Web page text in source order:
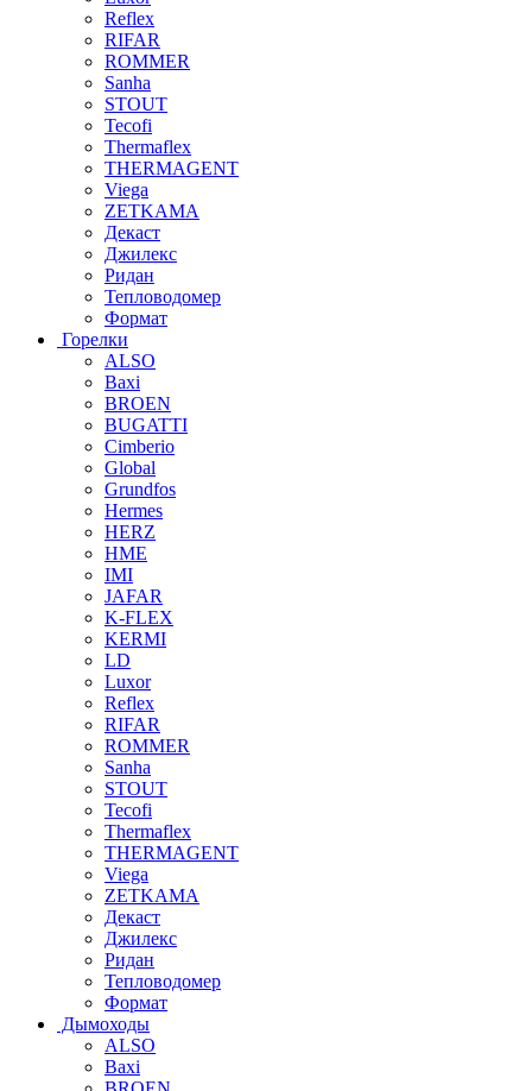
Reflex
RIFAR
ROMMER
Sanha
STOUT
Tecofi
Thermaflex
THERMAGENT
Viega
ZETKAMA
Декаст
Джилекс
Ридан
Тепловодомер
Формат
Горелки
ALSO
Baxi
BROEN
BUGATTI
Cimberio
Global
Grundfos
Hermes
HERZ
HME
IMI
JAFAR
K-FLEX
KERMI
LD
Luxor
Reflex
RIFAR
ROMMER
Sanha
STOUT
Tecofi
Thermaflex
THERMAGENT
Viega
ZETKAMA
Декаст
Джилекс
Ридан
Тепловодомер
Формат
Дымоходы
ALSO
Baxi